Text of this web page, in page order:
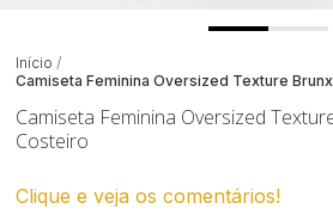
Início
Camiseta Feminina Oversized Texture
Camiseta Feminina Oversized
Costeiro
Clique e veja os comentários!